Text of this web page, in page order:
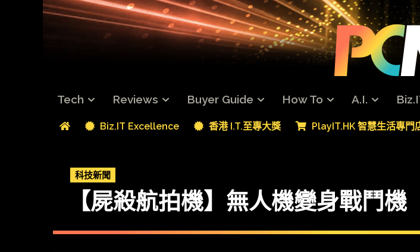
Tech Reviews Buyer Guide How To A.I.
Biz.IT Excellence 香港 I.T.至專大獎 PlayIT.HK 智慧生活專門
科技新聞
【屍殺航拍機】無人機變身戰鬥機